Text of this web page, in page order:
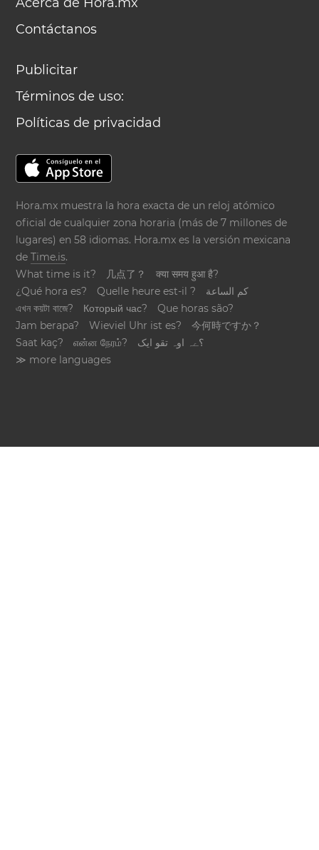
Contáctanos
Publicitar
Términos de uso:
Políticas de privacidad
Hora.mx muestra la hora exacta de un reloj atómico
oficial de cualquier zona horaria (más de 7 millones de
lugares) en 58 idiomas. Hora.mx es la versión mexicana
deTime.is.
What time is it?
几点了？
क्या समय हुआ है?
¿Qué hora es?
Quelle heure est-il ?
كم الساعة
এখন কয়টা বাজে?
Который час?
Que horas são?
Jam berapa?
Wieviel Uhr ist es?
今何時ですか？
Saat kaç?
என்ன நேரம்?
؟ےہ اوہ تقو ایک
≫ more languages